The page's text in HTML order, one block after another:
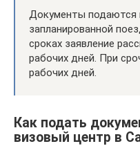
Документы подаются
запланированной
сроках заявление
рабочих дней. При
рабочих дней.
Как подать
визовый центр в